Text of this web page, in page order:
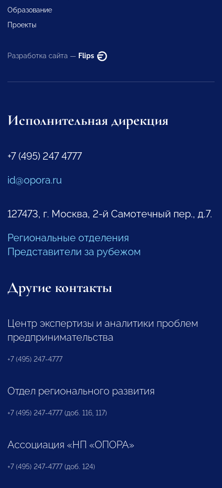
Образование
Проекты
Разработка сайта — Flips
Исполнительная дирекция
+7 (495) 247 4777
id@opora.ru
127473, г. Москва, 2-й Самотечный пер., д.7.
Региональные отделения
Представители за рубежом
Другие контакты
Центр экспертизы и аналитики проблем
предпринимательства
+7 (495) 247-4777
Отдел регионального развития
+7 (495) 247-4777 (доб. 116, 117)
Ассоциация «НП «ОПОРА»
+7 (495) 247-4777 (доб. 124)